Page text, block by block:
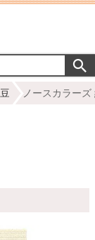
豆 ノースカラー